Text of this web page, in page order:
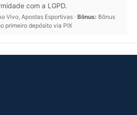
com a LGPD.
Vivo, Apostas Esportivas · Bônus: Bônus
primeiro depósito via PIX